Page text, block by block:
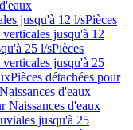
jusqu'à 12 l/sPièces
jusqu'à 12
25 l/sPièces
jusqu'à 25
Pièces détachées pour
Naissances d'eaux
Naissances d'eaux
jusqu'à 25